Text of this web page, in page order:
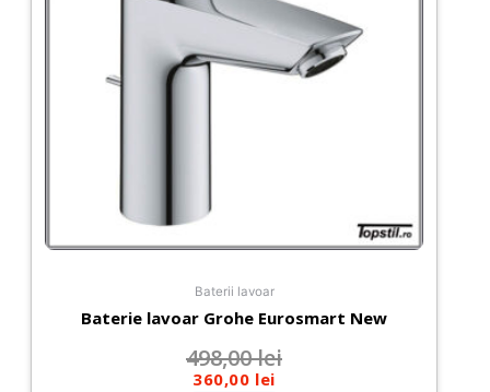
Baterii lavoar
Baterie lavoar Grohe Eurosmart New
498,00lei
360,00 lei